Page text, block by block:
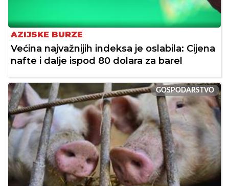
AZIJSKE BURZE
Većina najvažnijih indeksa je oslabila: Cijena
nafte i dalje ispod 80 dolara za barel
GOSPODARSTVO